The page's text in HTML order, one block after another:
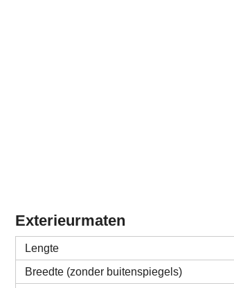
Exterieurmaten
Lengte
Breedte (zonder buitenspiegels)